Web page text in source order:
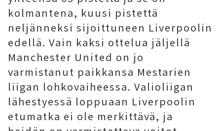
kolmantena, kuusi pistettä
neljänneksi sijoittuneen Liverpoolin
edellä. Vain kaksi ottelua jäljellä
Manchester United on jo
varmistanut paikkansa Mestarien
liigan lohkovaiheessa. Valioliigan
lähestyessä loppuaan Liverpoolin
etumatka ei ole merkittävä, ja